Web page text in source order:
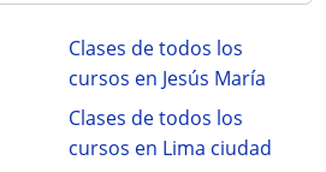
Clases de todos los
cursos en Jesús María
Clases de todos los
cursos en Lima ciudad